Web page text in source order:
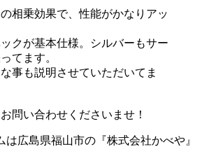
相乗効果で、性能がかなりアッ
クが基本仕様。シルバーもサー
てます。
事も説明させていただいてま
問い合わせくださいませ！
広島県福山市の『株式会社かべや』